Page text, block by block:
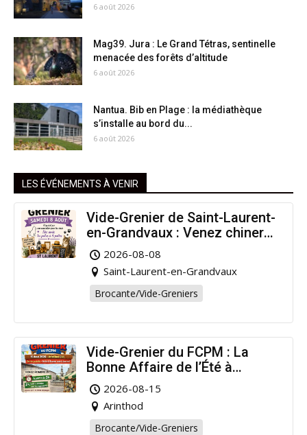
6 août 2026
Mag39. Jura : Le Grand Tétras, sentinelle
menacée des forêts d’altitude
6 août 2026
Nantua. Bib en Plage : la médiathèque
s’installe au bord du...
6 août 2026
LES ÉVÉNEMENTS À VENIR
Vide-Grenier de Saint-Laurent-
en-Grandvaux : Venez chiner
pour la bonne cause !
2026-08-08
Saint-Laurent-en-Grandvaux
Brocante/Vide-Greniers
Vide-Grenier du FCPM : La
Bonne Affaire de l’Été à
Arinthod !
2026-08-15
Arinthod
Brocante/Vide-Greniers